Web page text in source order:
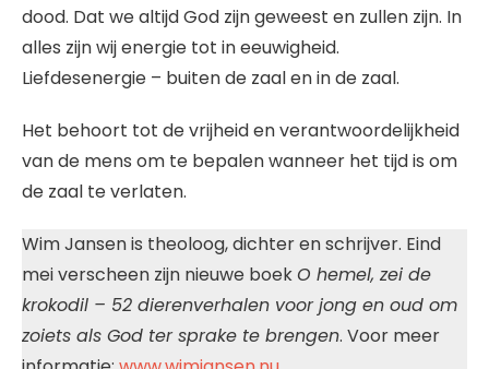
dood. Dat we altijd God zijn geweest en zullen zijn. In
alles zijn wij energie tot in eeuwigheid.
Liefdesenergie – buiten de zaal en in de zaal.
Het behoort tot de vrijheid en verantwoordelijkheid
van de mens om te bepalen wanneer het tijd is om
de zaal te verlaten.
Wim Jansen is theoloog, dichter en schrijver. Eind
mei verscheen zijn nieuwe boekO hemel, zei de
krokodil – 52 dierenverhalen voor jong en oud om
zoiets als God ter sprake te brengen. Voor meer